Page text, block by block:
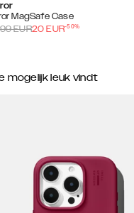
MagSafe Case
EUR20 EUR-50%
mogelijk leuk vindt